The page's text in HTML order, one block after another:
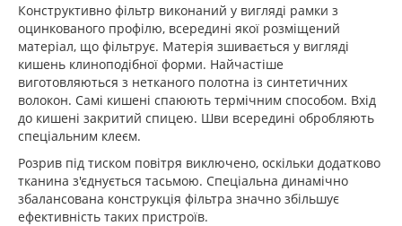
Конструктивно фільтр виконаний у вигляді рамки з
оцинкованого профілю, всередині якої розміщений
матеріал, що фільтрує. Матерія зшивається у вигляді
кишень клиноподібної форми. Найчастіше
виготовляються з нетканого полотна із синтетичних
волокон. Самі кишені спаюють термічним способом. Вхід
до кишені закритий спицею. Шви всередині обробляють
спеціальним клеєм.
Розрив під тиском повітря виключено, оскільки додатково
тканина з'єднується тасьмою. Спеціальна динамічно
збалансована конструкція фільтра значно збільшує
ефективність таких пристроїв.